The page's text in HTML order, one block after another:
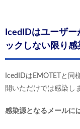
IcedIDはユーザ
ックしない限り
IcedIDはEMOTETと同
開いただけでは感染し
感染源となるメールに